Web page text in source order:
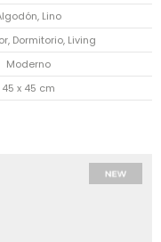
Lino
Dormitorio, Living
Moderno
45 x 45 cm